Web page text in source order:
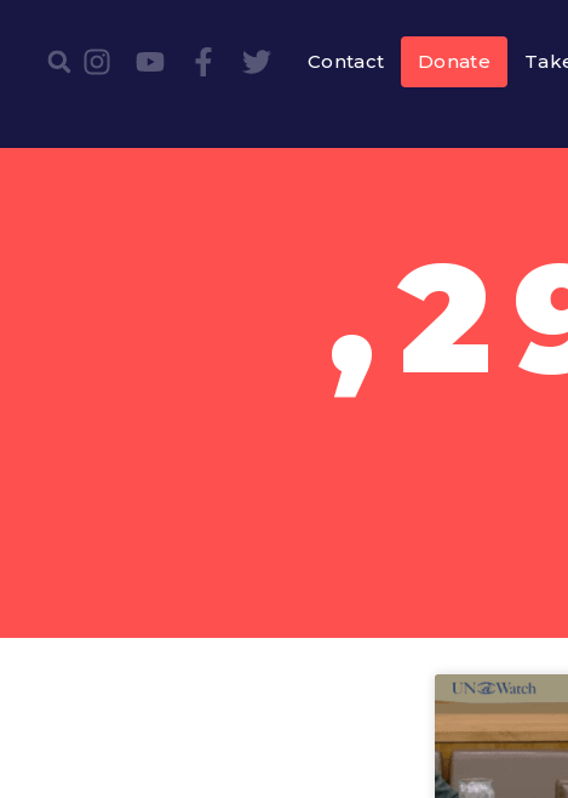
Donate
Contact
ינואר ב29,